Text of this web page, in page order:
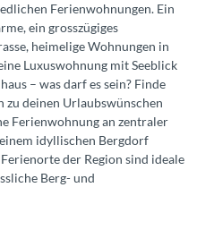
Ferienwohnungen. Ein
ein grosszügiges
heimelige Wohnungen in
Luxuswohnung mit Seeblick
– was darf es sein? Finde
zu deinen Urlaubswünschen
Ferienwohnung an zentraler
idyllischen Bergdorf
der Region sind ideale
Berg- und